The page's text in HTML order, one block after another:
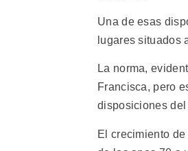
Una de esas
lugares situados
La norma,
Francisca, pero
disposiciones del
El crecimiento